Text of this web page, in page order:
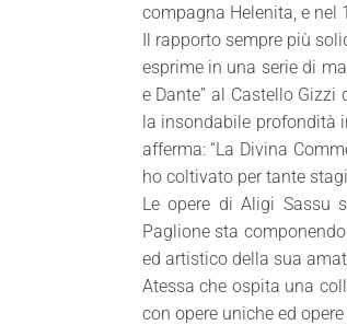
compagna Helenita, e nel
Il rapporto sempre più
esprime in una serie di
e Dante” al Castello
la insondabile profondità
afferma: “La Divina
ho coltivato per tante
Le opere di Aligi Sassu
Paglione sta
ed artistico della sua
Atessa che ospita una
con opere uniche ed